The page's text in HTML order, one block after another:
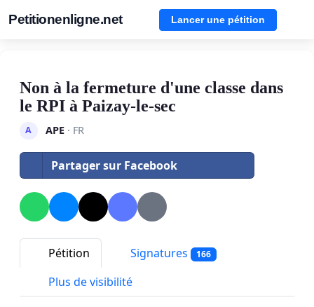
Petitionenligne.net Lancer une pétition
Non à la fermeture d'une classe dans
le RPI à Paizay-le-sec
A APE· FR
Partager sur Facebook
Pétition Signatures 166
Plus de visibilité